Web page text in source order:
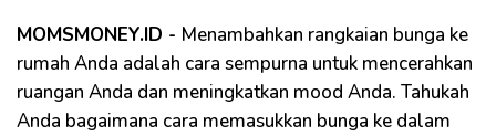
MOMSMONEY.ID - Menambahkan rangkaian bunga ke
rumah Anda adalah cara sempurna untuk mencerahkan
ruangan Anda dan meningkatkan mood Anda. Tahukah
Anda bagaimana cara memasukkan bunga ke dalam